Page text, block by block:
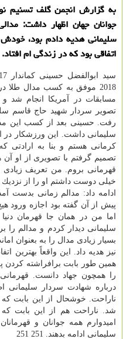
به گزارش انجمن گلف تسنیم
جوانان جهان اظهار داشت:
سلیمانی هدیه دادم بود،
اتفاقی بود كه در زندگی ام افتاد.
2018 موفق به كسب مدال
مسابقات در آمریكا انجام شد
تصویر سردار شهید حاج قاسم
رفت. حسینی بعد از كسب این
سلیمانی داشت. این ورزشكار در
كرمانی هستم و بنا به ارادتی
تصمیم گرفتم با تصویری از او
قهرمانی بروم. من تعریف زیادی
خیلی دوست داشتم او را از
ادامه داد: مدالم زمانی بدست
پیش از آن گفته بود اجازه ورود
سلیمانی دیدار كردم و مدالم را
بسیار زیادی مدال را به بعنوان
نیز هدیه داد. این واقعاً بهترین
همین طور بابت برافراشته كردن
را همچون جهاد دانست. قهرمانی
درباره شهادت سردار
ناراحت. خوشحال از این بابت
شد. ناراحت هم از این بابت كه
امیدوارم همه جوانان و
سلیمانی ادامه بدهند. 251 251